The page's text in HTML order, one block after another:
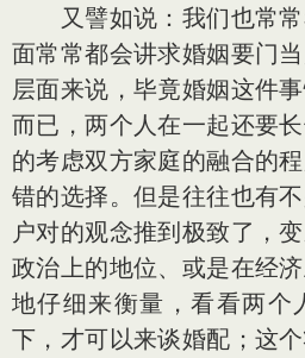
又譬如说：我们也常常
面常常都会讲求婚姻要门
层面来说，毕竟婚姻这件
而已，两个人在一起还要
的考虑双方家庭的融合的
错的选择。但是往往也有
户对的观念推到极致了，
政治上的地位、或是在经
地仔细来衡量，看看两个
下，才可以来谈婚配；这